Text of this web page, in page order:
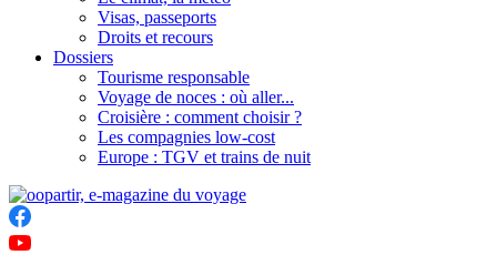
Visas, passeports
Droits et recours
Dossiers
Tourisme responsable
Voyage de noces : où aller...
Croisière : comment choisir ?
Les compagnies low-cost
Europe : TGV et trains de nuit